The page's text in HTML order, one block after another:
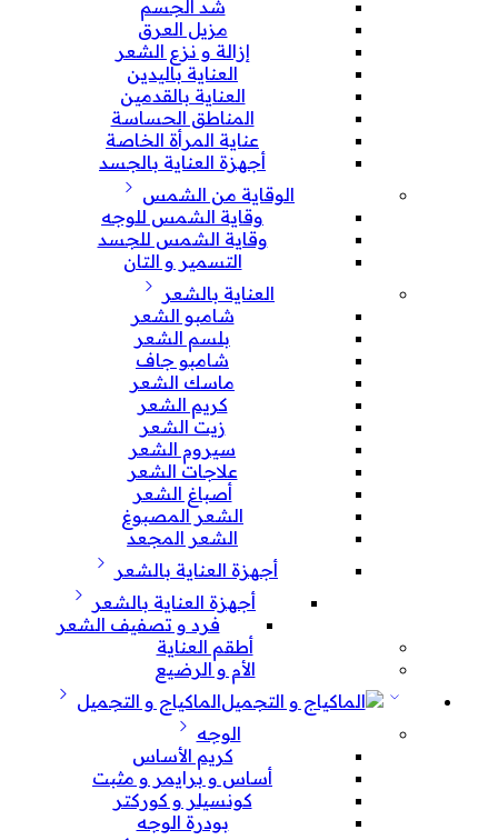
شد الجسم
مزيل العرق
إزالة و نزع الشعر
العناية باليدين
العناية بالقدمين
المناطق الحساسة
عناية المرأة الخاصة
أجهزة العناية بالجسد
الوقاية من الشمس
وقاية الشمس للوجه
وقاية الشمس للجسد
التسمير و التان
العناية بالشعر
شامبو الشعر
بلسم الشعر
شامبو جاف
ماسك الشعر
كريم الشعر
زيت الشعر
سيروم الشعر
علاجات الشعر
أصباغ الشعر
الشعر المصبوغ
الشعر المجعد
أجهزة العناية بالشعر
أجهزة العناية بالشعر
فرد و تصفيف الشعر
أطقم العناية
الأم و الرضيع
الماكياج و التجميل
الوجه
كريم الأساس
أساس و برايمر و مثبت
كونسيلر و كوركتر
بودرة الوجه